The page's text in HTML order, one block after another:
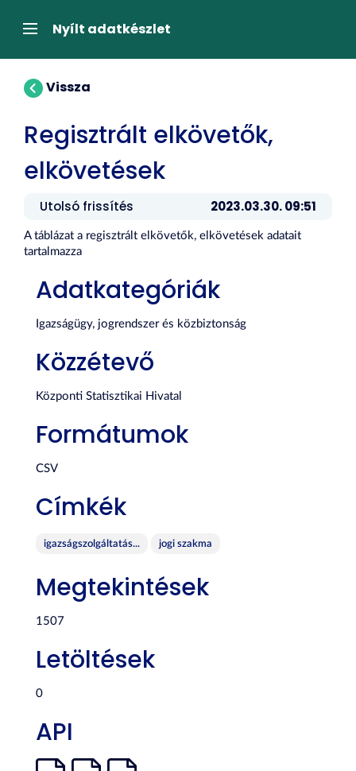
átugrásaNavigációNyílt adatkészlet
Vissza
Regisztrált elkövetők,
elkövetések
Utolsó frissítés 2023.03.30. 09:51
A táblázat a regisztrált elkövetők, elkövetések adatait
tartalmazza
Adatkategóriák
Igazságügy, jogrendszer és közbiztonság
Közzétevő
Központi Statisztikai Hivatal
Formátumok
CSV
Címkék
igazságszolgáltatás... jogi szakma
Megtekintések
1507
Letöltések
0
API